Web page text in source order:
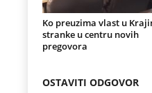
Ko preuzima vlast u
stranke u centru novih
pregovora
OSTAVITI ODGOVOR